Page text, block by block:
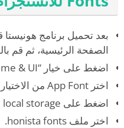
بعد تحميل برنامج
الصفحة الرئيسية، ثم قم
اضغط على خيار “Theme & UI”.
اختر App Font من الاختيارات ويكون بجانبها أيقونة A.
اضغط على from local storage.
اختر ملف honista fonts.